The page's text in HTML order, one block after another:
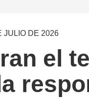
JULIO DE 2026
el